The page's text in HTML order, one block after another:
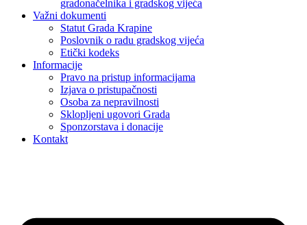
gradonačelnika i gradskog vijeća
Važni dokumenti
Statut Grada Krapine
Poslovnik o radu gradskog vijeća
Etički kodeks
Informacije
Pravo na pristup informacijama
Izjava o pristupačnosti
Osoba za nepravilnosti
Sklopljeni ugovori Grada
Sponzorstava i donacije
Kontakt